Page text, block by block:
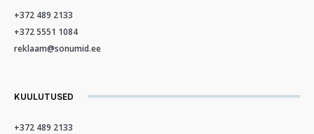
+372 489 2133
+372 5551 1084
reklaam@sonumid.ee
KUULUTUSED
+372 489 2133